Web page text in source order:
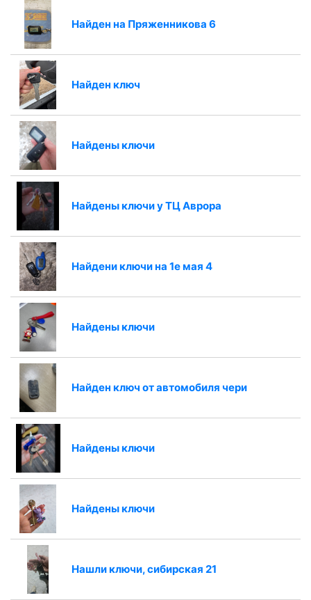
Найден на Пряженникова 6
Найден ключ
Найдены ключи
Найдены ключи у ТЦ Аврора
Найдени ключи на 1е мая 4
Найдены ключи
Найден ключ от автомобиля чери
Найдены ключи
Найдены ключи
Нашли ключи, сибирская 21